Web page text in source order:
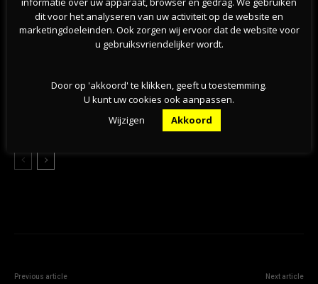
挺过战争？能源危机未撼动荷兰经济，第二季度实
旱情持续加剧，莱茵河洛比特水位创新低，荷兰拒
Previous article Next article
dit voor het analyseren van uw activiteit op de website en
marketingdoeleinden. Ook zorgen wij ervoor dat de website voor
u gebruiksvriendelijker wordt.
Door op 'akkoord' te klikken, geeft u toestemming.
U kunt uw cookies ook aanpassen.
Wijzigen
Akkoord